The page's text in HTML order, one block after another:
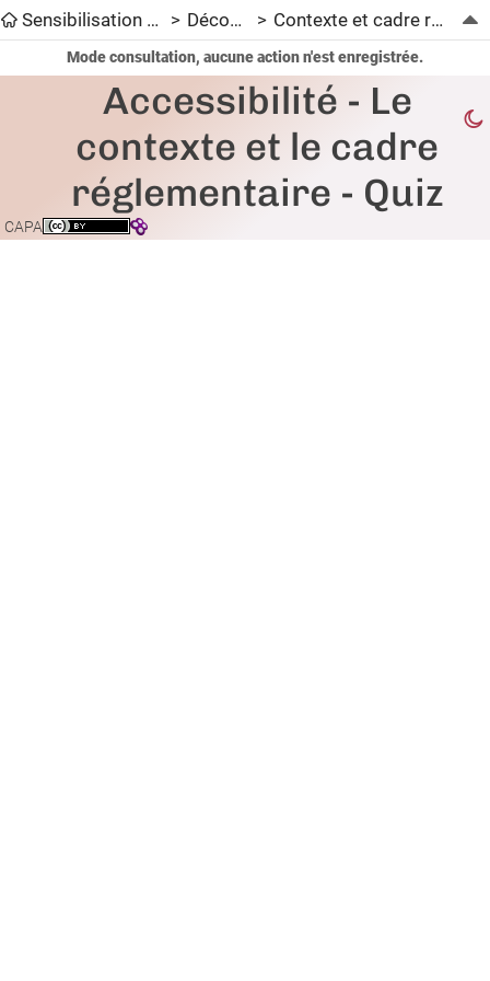
Sensibilisation à l’accessibilité numérique > Découverte > Contexte et cadre réglementaire